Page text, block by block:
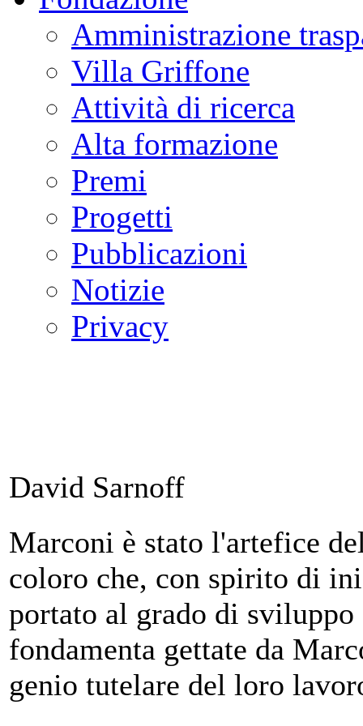
Amministrazione
Villa Griffone
Attività di ricerca
Alta formazione
Premi
Progetti
Pubblicazioni
Notizie
Privacy
David Sarnoff
Marconi è stato l'artefice
coloro che, con spirito di
portato al grado di
fondamenta gettate da
genio tutelare del loro